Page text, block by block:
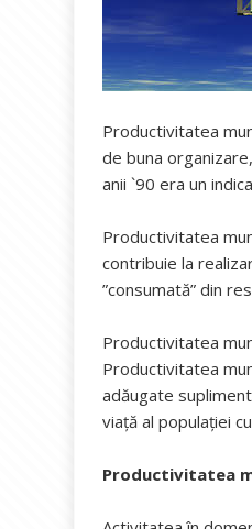
Productivitatea
de buna
anii `90 era un
Productivitatea
contribuie la
”consumată” din
Productivitatea
Productivitatea
adăugate
viaţă al populaţiei
Productivitatea